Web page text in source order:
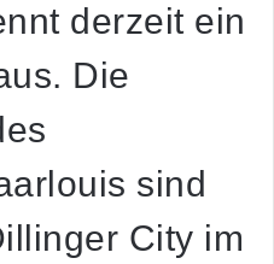
derzeit ein
Die
sind
City im